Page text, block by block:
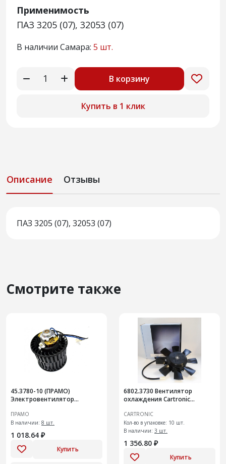
Применимость
ПАЗ 3205 (07), 32053 (07)
В наличии Самара: 5 шт.
В корзину
Купить в 1 клик
Описание Отзывы
ПАЗ 3205 (07), 32053 (07)
Смотрите также
45.3780-10 (ПРАМО)
Электровентилятор
ПРАМО
В наличии: 8 шт.
1 018.64 ₽
Купить
6802.3730 Вентилятор
охлаждения Cartronic
8-ми лопастной
CARTRONIC
Кол-во в упаковке: 10 шт.
В наличии: 3 шт.
1 356.80 ₽
Купить